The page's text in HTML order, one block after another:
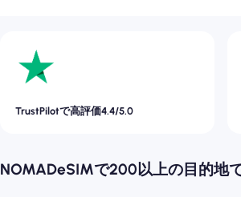
TrustPilotで高評価4.4/5.0
NOMADeSIMで200以上の目的地